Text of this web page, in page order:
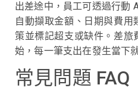
出差途中，員工可透過行動
自動擷取金額、日期與費
策並標記超支或缺件。差旅
始，每一筆支出在發生當下
常見問題 FAQ